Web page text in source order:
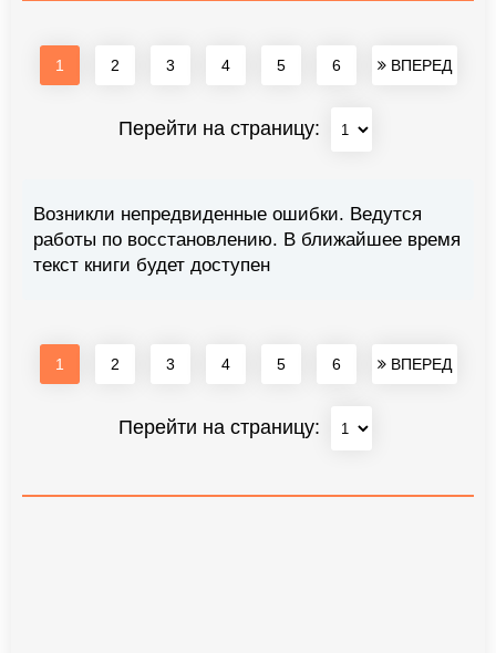
1 2 3 4 5 6 ВПЕРЕД
Перейти на страницу:
Возникли непредвиденные ошибки. Ведутся
работы по восстановлению. В ближайшее время
текст книги будет доступен
1 2 3 4 5 6 ВПЕРЕД
Перейти на страницу: